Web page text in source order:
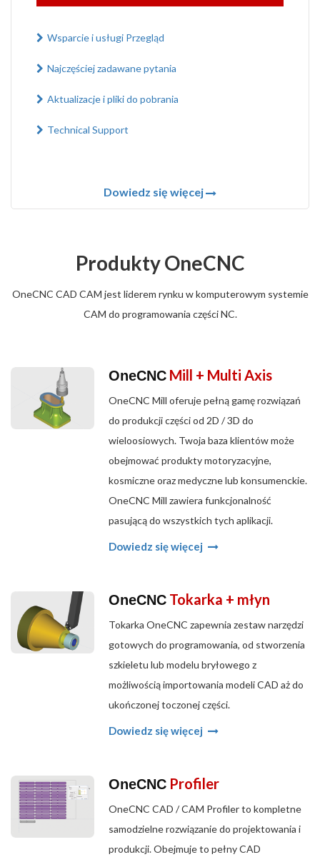
Wsparcie i usługi Przegląd
Najczęściej zadawane pytania
Aktualizacje i pliki do pobrania
Technical Support
Dowiedz się więcej
Produkty OneCNC
OneCNC CAD CAM jest liderem rynku w komputerowym systemie
CAM do programowania części NC.
OneCNC Mill + Multi Axis
OneCNC Mill oferuje pełną gamę rozwiązań
do produkcji części od 2D / 3D do
wieloosiowych. Twoja baza klientów może
obejmować produkty motoryzacyjne,
kosmiczne oraz medyczne lub konsumenckie.
OneCNC Mill zawiera funkcjonalność
pasującą do wszystkich tych aplikacji.
Dowiedz się więcej
OneCNC Tokarka + młyn
Tokarka OneCNC zapewnia zestaw narzędzi
gotowych do programowania, od stworzenia
szkieletu lub modelu bryłowego z
możliwością importowania modeli CAD aż do
ukończonej toczonej części.
Dowiedz się więcej
OneCNC Profiler
OneCNC CAD / CAM Profiler to kompletne
samodzielne rozwiązanie do projektowania i
produkcji. Obejmuje to pełny CAD